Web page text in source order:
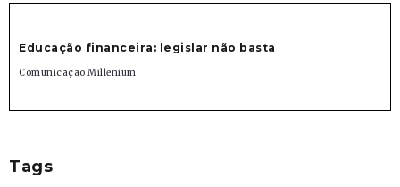
Educação financeira: legislar não basta
Comunicação Millenium
Tags